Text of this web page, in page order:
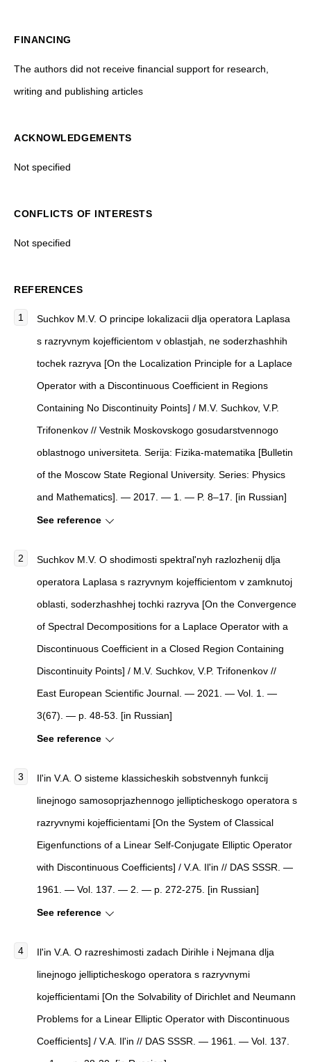
FINANCING
The authors did not receive financial support for research,
writing and publishing articles
ACKNOWLEDGEMENTS
Not specified
CONFLICTS OF INTERESTS
Not specified
REFERENCES
Suchkov M.V. O principe lokalizacii dlja operatora Laplasa
s razryvnym kojefficientom v oblastjah, ne soderzhashhih
tochek razryva [On the Localization Principle for a Laplace
Operator with a Discontinuous Coefficient in Regions
Containing No Discontinuity Points] / M.V. Suchkov, V.P.
Trifonenkov // Vestnik Moskovskogo gosudarstvennogo
oblastnogo universiteta. Serija: Fizika-matematika [Bulletin
of the Moscow State Regional University. Series: Physics
and Mathematics]. — 2017. — 1. — P. 8–17. [in Russian]
See reference
Suchkov M.V. O shodimosti spektral'nyh razlozhenij dlja
operatora Laplasa s razryvnym kojefficientom v zamknutoj
oblasti, soderzhashhej tochki razryva [On the Convergence
of Spectral Decompositions for a Laplace Operator with a
Discontinuous Coefficient in a Closed Region Containing
Discontinuity Points] / M.V. Suchkov, V.P. Trifonenkov //
East European Scientific Journal. — 2021. — Vol. 1. —
3(67). — p. 48-53. [in Russian]
See reference
Il'in V.A. O sisteme klassicheskih sobstvennyh funkcij
linejnogo samosoprjazhennogo jellipticheskogo operatora s
razryvnymi kojefficientami [On the System of Classical
Eigenfunctions of a Linear Self-Conjugate Elliptic Operator
with Discontinuous Coefficients] / V.A. Il'in // DAS SSSR. —
1961. — Vol. 137. — 2. — p. 272-275. [in Russian]
See reference
Il'in V.A. O razreshimosti zadach Dirihle i Nejmana dlja
linejnogo jellipticheskogo operatora s razryvnymi
kojefficientami [On the Solvability of Dirichlet and Neumann
Problems for a Linear Elliptic Operator with Discontinuous
Coefficients] / V.A. Il'in // DAS SSSR. — 1961. — Vol. 137.